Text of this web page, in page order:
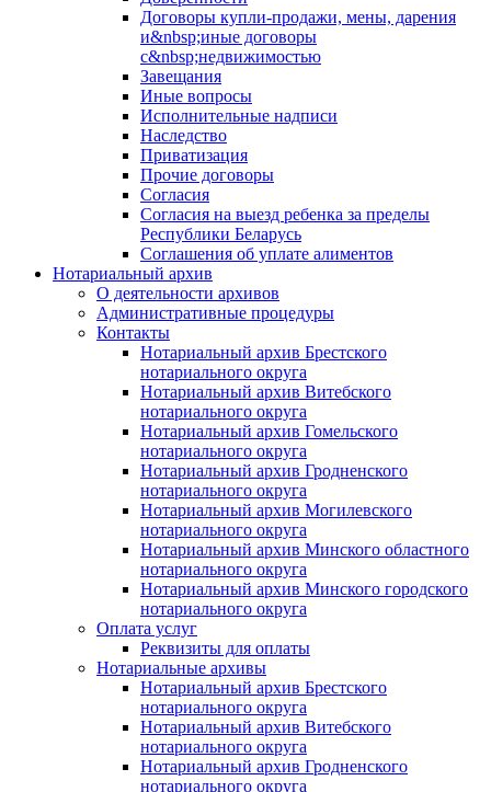
Договоры купли-продажи, мены, дарения
и&nbsp;иные договоры
с&nbsp;недвижимостью
Завещания
Иные вопросы
Исполнительные надписи
Наследство
Приватизация
Прочие договоры
Согласия
Согласия на выезд ребенка за пределы
Республики Беларусь
Соглашения об уплате алиментов
Нотариальный архив
О деятельности архивов
Административные процедуры
Контакты
Нотариальный архив Брестского
нотариального округа
Нотариальный архив Витебского
нотариального округа
Нотариальный архив Гомельского
нотариального округа
Нотариальный архив Гродненского
нотариального округа
Нотариальный архив Могилевского
нотариального округа
Нотариальный архив Минского областного
нотариального округа
Нотариальный архив Минского городского
нотариального округа
Оплата услуг
Реквизиты для оплаты
Нотариальные архивы
Нотариальный архив Брестского
нотариального округа
Нотариальный архив Витебского
нотариального округа
Нотариальный архив Гродненского
нотариального округа